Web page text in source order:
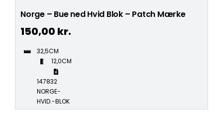
Norge – Bue ned Hvid Blok – Patch Mærke
150,00 kr.
32,5CM
12,0CM
147832
NORGE-
HVID.-BLOK